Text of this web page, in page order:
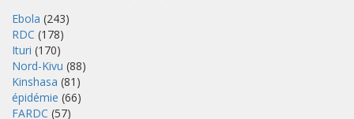
Ebola (243)
RDC (178)
Ituri (170)
Nord-Kivu (88)
Kinshasa (81)
épidémie (66)
FARDC (57)